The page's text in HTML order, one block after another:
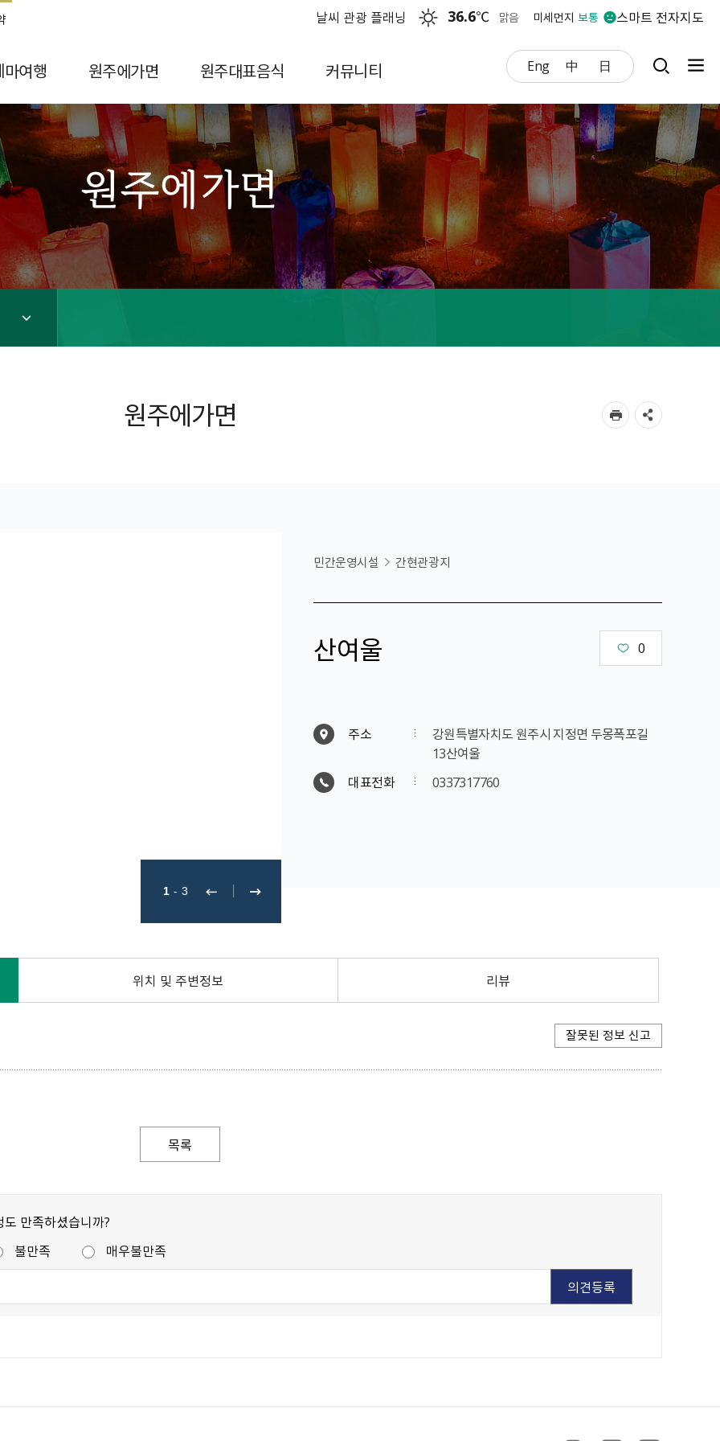
스마트 전자지도
날씨 관광 플래닝 36.6℃ 맑음 미세먼지 보통
Eng 中 日
마여행 원주에가면 원주대표음식 커뮤니티
원주에가면
원주에가면
1 - 3
민간운영시설 간현관광지
산여울 0
주소
강원특별자치도 원주시 지정면 두몽폭포길
13산여울
대표전화
0337317760
위치 및 주변정보 리뷰
잘못된 정보 신고
목록
만족하셨습니까?
불만족 매우불만족